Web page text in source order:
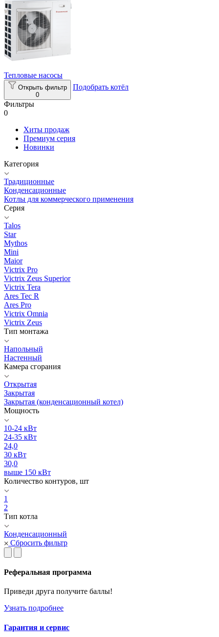
Тепловые насосы
Открыть фильтр
0
Подобрать котёл
Фильтры
0
Хиты продаж
Премиум серия
Новинки
Категория
Традиционные
Конденсационные
Котлы для коммерческого применения
Серия
Talos
Star
Mythos
Mini
Maior
Victrix Pro
Victrix Zeus Superior
Victrix Tera
Ares Tec R
Ares Pro
Victrix Omnia
Victrix Zeus
Тип монтажа
Напольный
Настенный
Камера сгорания
Открытая
Закрытая
Закрытая (конденсационный котел)
Мощность
10-24 кВт
24-35 кВт
24,0
30 кВт
30,0
выше 150 кВт
Количество контуров, шт
1
2
Тип котла
Конденсационный
Сбросить фильтр
Реферальная программа
Приведи друга получите баллы!
Узнать подробнее
Гарантия и сервис